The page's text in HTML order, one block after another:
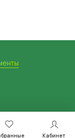
Кабинет